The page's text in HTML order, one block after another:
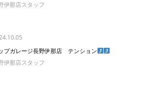
伊那店スタッフ
プガレージ長野伊那店 テンション
伊那店スタッフ